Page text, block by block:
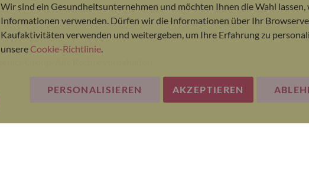
Wir sind ein Gesundheitsunternehmen und möchten Ihnen die Wahl lassen,
Informationen verwenden. Dürfen wir die Informationen über Ihr
Kaufaktivitäten verwenden und weitergeben, um Ihre Erfahrung zu
unsereCookie-Richtlinie.
AKZEPTIEREN
PERSONALISIEREN